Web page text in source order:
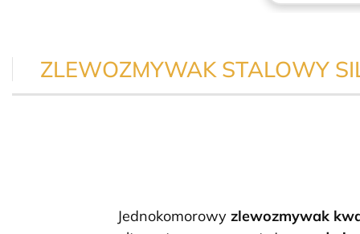
ZLEWOZMYWAK STALOWY
Jednokomorowyzlewozmywak